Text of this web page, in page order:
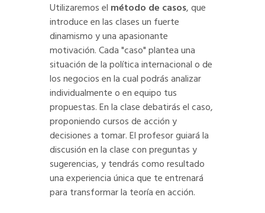
Utilizaremos el método de casos, que
introduce en las clases un fuerte
dinamismo y una apasionante
motivación. Cada "caso" plantea una
situación de la política internacional o de
los negocios en la cual podrás analizar
individualmente o en equipo tus
propuestas. En la clase debatirás el caso,
proponiendo cursos de acción y
decisiones a tomar. El profesor guiará la
discusión en la clase con preguntas y
sugerencias, y tendrás como resultado
una experiencia única que te entrenará
para transformar la teoría en acción.